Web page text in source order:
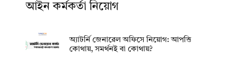
আইন কর্মকর্তা নিয়োগ
অ্যাটর্নি জেনারেল অফিসে নিয়োগ: আপত্তি
কোথায়, সমর্থনই বা কোথায়?